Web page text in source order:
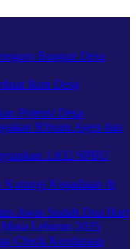
Bangun Desa
Ikon Desa
Potensi Desa
Ribuan Agen dan
1.832 SPBU
Kurangi Kepadatan di
Awas Sudah Dua Hari
Lebaran 2025
Check Kendaraan